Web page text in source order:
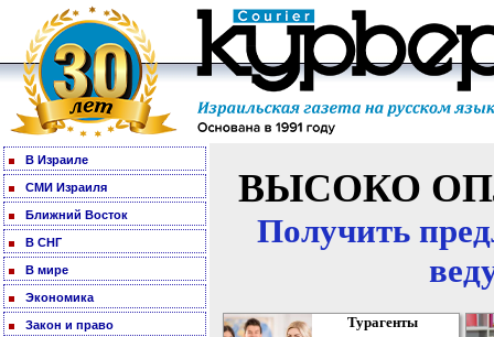
В Израиле
СМИ Израиля
Ближний Восток
В СНГ
В мире
Экономика
Закон и право
ВЫСОКО
Получить
Турагенты